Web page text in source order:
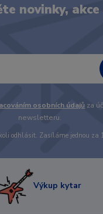
novinky,
osobních údajů za
newsletteru.
odhlásit. Zasíláme jednou za
Výkup kytar